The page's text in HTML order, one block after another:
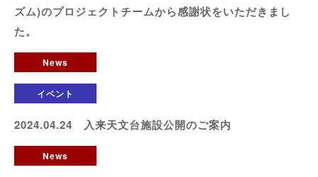
ズム)のプロジェクトチームから感謝状をいただきまし
た。
News
イベント
2024.04.24 入来天文台施設公開のご案内
News